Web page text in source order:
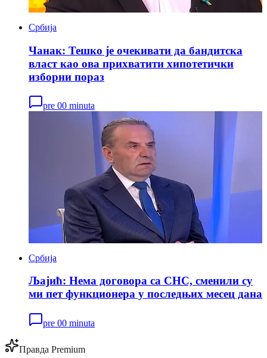
Србија
Чанак: Тешко је очекивати да бандитска
власт као ова прихватити хипотетички
изборни пораз
pre 00 minuta
Србија
Љајић: Нема договора са СНС, сменили су
ми пет функционера у последњих месец дана
pre 00 minuta
Правда Premium